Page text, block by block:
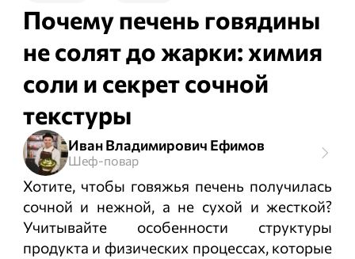
Почему печень говядины
не солят до жарки: химия
соли и секрет сочной
текстуры
Иван Владимирович Ефимов
Шеф-повар
Хотите, чтобы говяжья печень получилась
сочной и нежной, а не сухой и жесткой?
Учитывайте особенности структуры
продукта и физических процессах, которые